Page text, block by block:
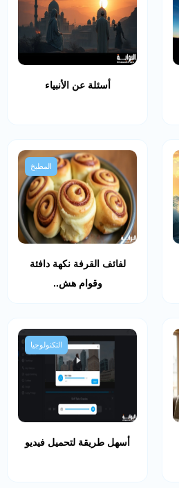
أسئلة عن الأنبياء
المطبخ
لفائف القرفة نكهة دافئة
وقوام هش..
التكنولوجيا
أسهل طريقة لتحميل فيديو